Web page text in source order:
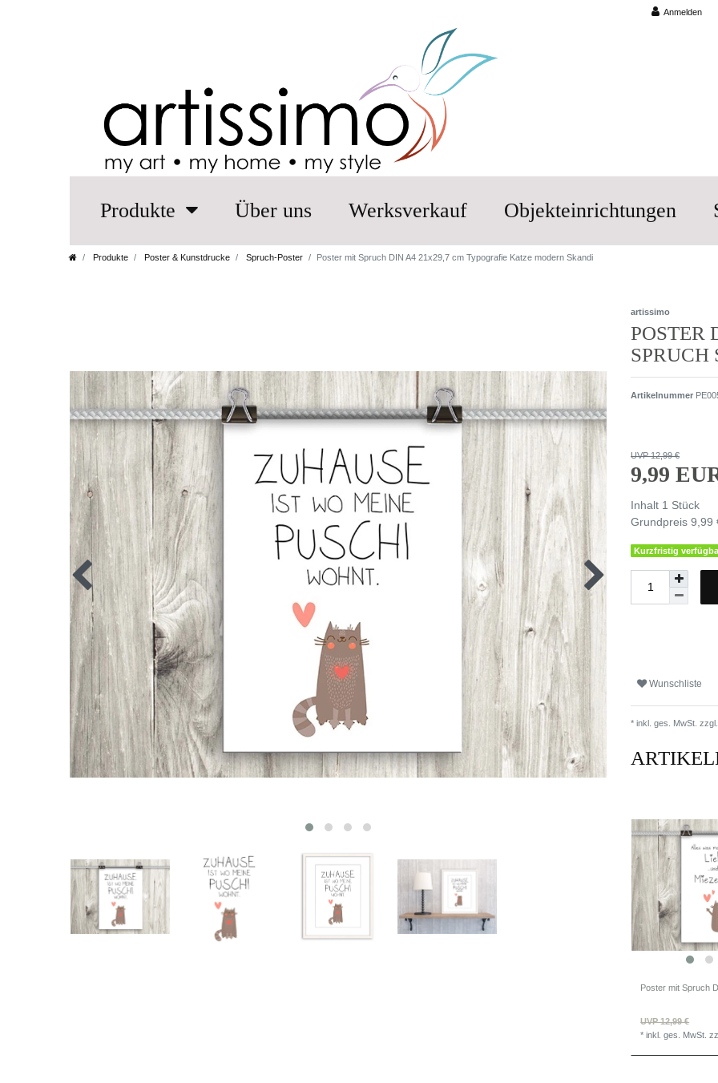
Anmelden
Produkte Über uns Werksverkauf Objekteinrichtungen
Produkte Poster & Kunstdrucke Spruch-Poster Poster mit Spruch DIN A4 21x29,7 cm Typografie Katze modern Skandi
artissimo
POSTER
SPRUCH
Artikelnummer
UVP 12,99 €
9,99
Inhalt 1 Stück
Grundpreis 9,99
Kurzfristig
Wunschliste
* inkl. ges. MwSt. zzgl.
UVP 12,99 €
*inkl. ges. MwSt.